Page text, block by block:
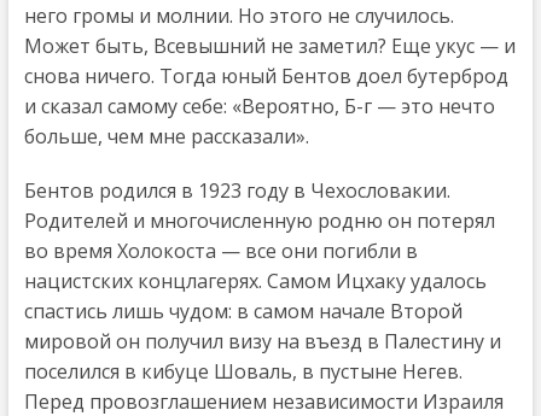
него громы и молнии. Но этого не случилось.
Может быть, Всевышний не заметил? Еще укус — и
снова ничего. Тогда юный Бентов доел бутерброд
и сказал самому себе: «Вероятно, Б-г — это нечто
больше, чем мне рассказали».
Бентов родился в 1923 году в Чехословакии.
Родителей и многочисленную родню он потерял
во время Холокоста — все они погибли в
нацистских концлагерях. Самом Ицхаку удалось
спастись лишь чудом: в самом начале Второй
мировой он получил визу на въезд в Палестину и
поселился в кибуце Шоваль, в пустыне Негев.
Перед провозглашением независимости Израиля